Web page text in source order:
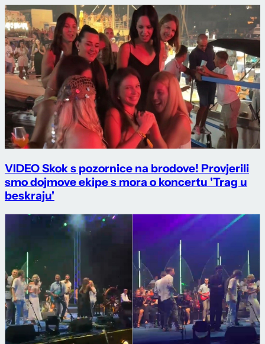
VIDEO Skok s pozornice na brodove! Provjerili
smo dojmove ekipe s mora o koncertu 'Trag u
beskraju'